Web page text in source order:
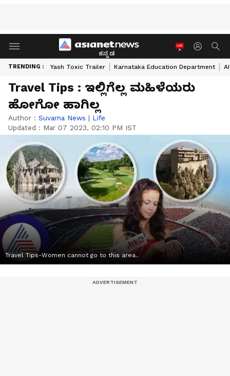
ಕನ್ನಡ
TRENDING : Yash Toxic Trailer Karnataka Education Department
Travel Tips : ಇಲ್ಲಿಗೆಲ್ಲ ಮಹಿಳೆಯರು
ಹೋಗೋ ಹಾಗಿಲ್ಲ
Author : Suvarna News | Life
Updated : Mar 07 2023, 02:10 PM IST
Travel Tips-Women cannot go to this area..